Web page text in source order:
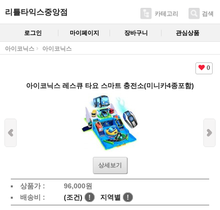
리틀타익스중앙점 카테고리 검색
로그인 마이페이지 장바구니 관심상품
아이코닉스 아이코닉스
0
아이코닉스 레스큐 타요 스마트 충전소(미니카4종포함)
상세보기
상품가 : 96,000원
배송비 :
(조건) ! 지역별 !